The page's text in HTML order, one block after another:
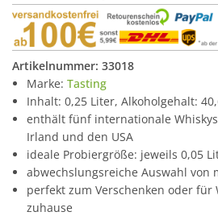
Artikelnummer: 33018
Marke: Tasting
Inhalt: 0,25 Liter, Alkoholgehalt:
enthält fünf internationale
Irland und den USA
ideale Probiergröße: jeweils 0,05
abwechslungsreiche Auswahl von
perfekt zum Verschenken oder für
zuhause